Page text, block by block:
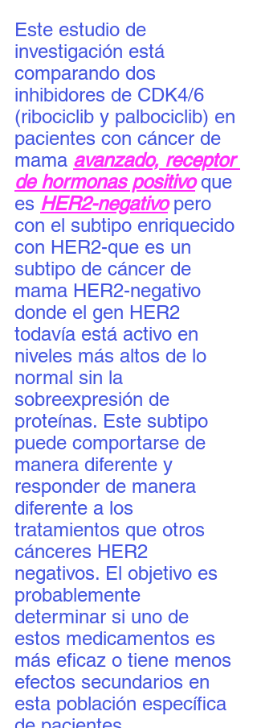
Este estudio de
investigación está
comparando dos
inhibidores de CDK4/6
(ribociclib y palbociclib) en
pacientes con cáncer de
mama avanzado, receptor
de hormonas positivo que
es HER2-negativo pero
con el subtipo enriquecido
con HER2-que es un
subtipo de cáncer de
mama HER2-negativo
donde el gen HER2
todavía está activo en
niveles más altos de lo
normal sin la
sobreexpresión de
proteínas. Este subtipo
puede comportarse de
manera diferente y
responder de manera
diferente a los
tratamientos que otros
cánceres HER2
negativos. El objetivo es
probablemente
determinar si uno de
estos medicamentos es
más eficaz o tiene menos
efectos secundarios en
esta población específica